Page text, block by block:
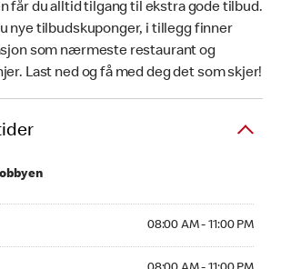
får du alltid tilgang til ekstra gode tilbud.
nye tilbudskuponger, i tillegg finner
som nærmeste restaurant og
Last ned og få med deg det som skjer!
08:00 AM - 11:00 PM